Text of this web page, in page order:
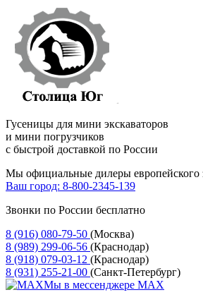
Гусеницы для мини экскаваторов
и мини погрузчиков
с быстрой доставкой по России
Мы официальные дилеры европейского
Ваш город: 8-800-2345-139
Звонки по России бесплатно
8 (916) 080-79-50 (Москва)
8 (989) 299-06-56 (Краснодар)
8 (918) 079-03-12 (Краснодар)
8 (931) 255-21-00 (Санкт-Петербург)
Мы в мессенджере MAX